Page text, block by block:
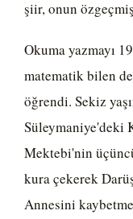
şiir, onun
Okuma yazmayı
matematik bilen
öğrendi. Sekiz
Süleymaniye'deki
Mektebi'nin
kura çekerek
Annesini